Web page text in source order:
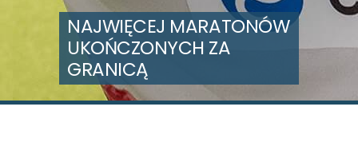
NAJWIĘCEJ MARATONÓW
UKOŃCZONYCH ZA
GRANICĄ